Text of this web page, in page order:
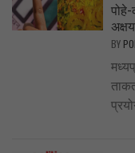
BY